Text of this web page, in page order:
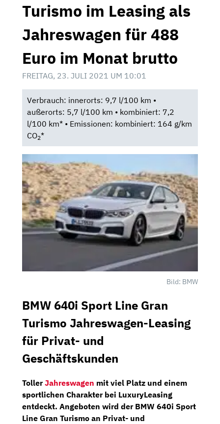
Turismo im Leasing als
Jahreswagen für 488
Euro im Monat brutto
FREITAG, 23. JULI 2021 UM 10:01
Verbrauch: innerorts: 9,7 l/100 km •
außerorts: 5,7 l/100 km • kombiniert: 7,2
l/100 km* • Emissionen: kombiniert: 164 g/km
CO2*
Bild: BMW
BMW 640i Sport Line Gran
Turismo Jahreswagen-Leasing
für Privat- und
Geschäftskunden
TollerJahreswagen mit viel Platz und einem
sportlichen Charakter bei LuxuryLeasing
entdeckt. Angeboten wird der BMW 640i Sport
Line Gran Turismo an Privat- und